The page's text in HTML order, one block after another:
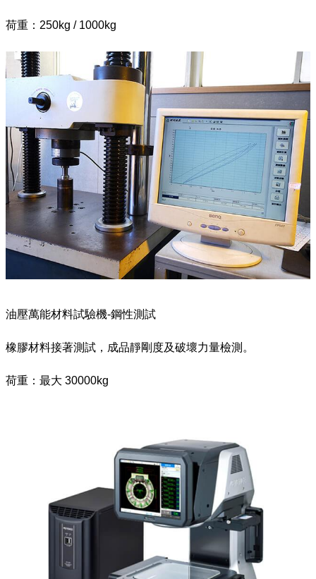
荷重：250kg / 1000kg
油壓萬能材料試驗機-鋼性測試
橡膠材料接著測試，成品靜剛度及破壞力量檢測。
荷重：最大 30000kg